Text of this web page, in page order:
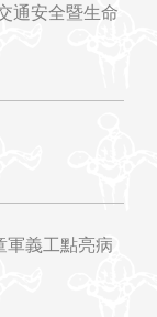
通安全暨生命
軍義工點亮病